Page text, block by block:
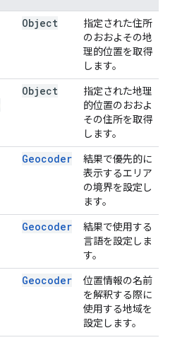
Object
指定された住所
のおおよその地
理的位置を取得
します。
Object
指定された地理
的位置のおおよ
その住所を取得
します。
Geocoder
結果で優先的に
表示するエリア
の境界を設定し
ます。
Geocoder
結果で使用する
言語を設定しま
す。
Geocoder
位置情報の名前
を解釈する際に
使用する地域を
設定します。